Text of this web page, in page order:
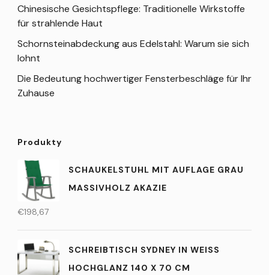
Chinesische Gesichtspflege: Traditionelle Wirkstoffe
für strahlende Haut
Schornsteinabdeckung aus Edelstahl: Warum sie sich
lohnt
Die Bedeutung hochwertiger Fensterbeschläge für Ihr
Zuhause
Produkty
SCHAUKELSTUHL MIT AUFLAGE GRAU
MASSIVHOLZ AKAZIE
€198,67
SCHREIBTISCH SYDNEY IN WEISS H
OCHGLANZ 140 X 70 CM